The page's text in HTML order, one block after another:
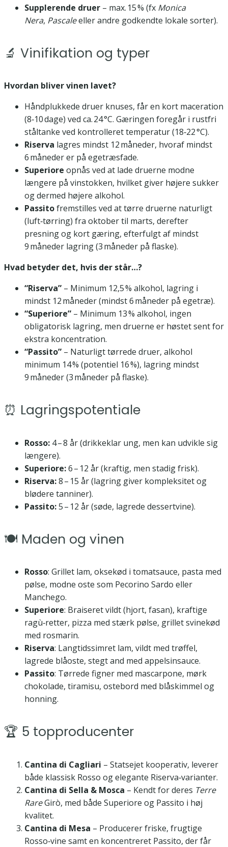
Supplerende druer – max. 15 % (fx Monica
Nera, Pascaleeller andre godkendte lokale sorter).
🔬 Vinifikation og typer
Hvordan bliver vinen lavet?
Håndplukkede druer knuses, får en kort maceration
(8‑10 dage) ved ca. 24 °C. Gæringen foregår i rustfri
ståltanke ved kontrolleret temperatur (18‑22 °C).
Riserva lagres mindst 12 måneder, hvoraf mindst
6 måneder er på egetræsfade.
Superiore opnås ved at lade druerne modne
længere på vinstokken, hvilket giver højere sukker
og dermed højere alkohol.
Passitofremstilles ved at tørre druerne naturligt
(luft‑tørring) fra oktober til marts, derefter
presning og kort gæring, efterfulgt af mindst
9 måneder lagring (3 måneder på flaske).
Hvad betyder det, hvis der står…?
“Riserva” – Minimum 12,5 % alkohol, lagring i
mindst 12 måneder (mindst 6 måneder på egetræ).
“Superiore” – Minimum 13 % alkohol, ingen
obligatorisk lagring, men druerne er høstet sent for
ekstra koncentration.
“Passito” – Naturligt tørrede druer, alkohol
minimum 14 % (potentiel 16 %), lagring mindst
9 måneder (3 måneder på flaske).
⏰ Lagringspotentiale
Rosso: 4 – 8 år (drikkeklar ung, men kan udvikle sig
længere).
Superiore:6 – 12 år (kraftig, men stadig frisk).
Riserva:8 – 15 år (lagring giver kompleksitet og
blødere tanniner).
Passito:5 – 12 år (søde, lagrede dessertvine).
🍽️ Maden og vinen
Rosso: Grillet lam, oksekød i tomatsauce, pasta med
pølse, modne oste som Pecorino Sardo eller
Manchego.
Superiore: Braiseret vildt (hjort, fasan), kraftige
ragù‑retter, pizza med stærk pølse, grillet svinekød
med rosmarin.
Riserva: Langtidssimret lam, vildt med trøffel,
lagrede blåoste, stegt and med appelsinsauce.
Passito: Tørrede figner med mascarpone, mørk
chokolade, tiramisu, ostebord med blåskimmel og
honning.
🏆 5 topproducenter
Cantina di Cagliari – Statsejet kooperativ, leverer
både klassisk Rosso og elegante Riserva‑varianter.
Cantina di Sella & Mosca – Kendt for deres Terre
RareGirò, med både Superiore og Passito i høj
kvalitet.
Cantina di Mesa – Producerer friske, frugtige
Rosso‑vine samt en koncentreret Passito, der får